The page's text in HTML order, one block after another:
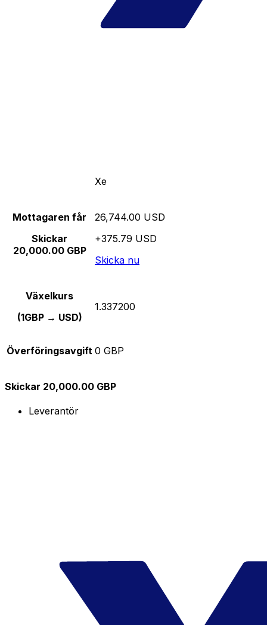
Xe
Mottagaren får
Skickar
20,000.00 GBP
26,744.00 USD
+375.79 USD
Skicka nu
Växelkurs
(1GBP → USD)
1.337200
Överföringsavgift 0 GBP
Skickar 20,000.00 GBP
Leverantör